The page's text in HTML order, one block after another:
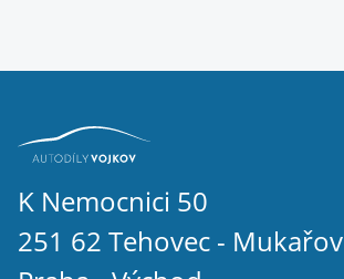
K Nemocnici 50
251 62 Tehovec - Mukařov